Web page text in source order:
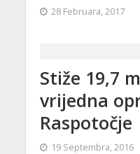
28 Februara, 2017
Stiže 19,7
vrijedna
Raspotočje
19 Septembra, 2016